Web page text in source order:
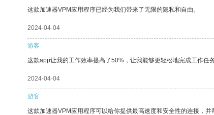
这款加速器VPM应用程序已经为我们带来了无限的隐私和自由。
2024-04-04
游客
这款app让我的工作效率提高了50%，让我能够更轻松地完成工作任
2024-04-04
游客
这款加速器VPM应用程序可以给你提供最高速度和安全性的连接，并